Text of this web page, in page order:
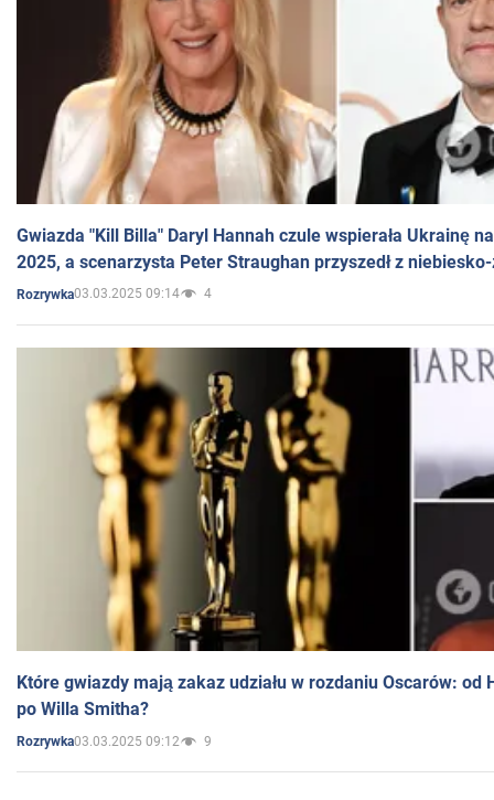
Gwiazda "Kill Billa" Daryl Hannah czule wspierała Ukrainę
2025, a scenarzysta Peter Straughan przyszedł z
Rozrywka03.03.2025 09:14 4
Które gwiazdy mają zakaz udziału w rozdaniu Oscarów: od
po Willa Smitha?
Rozrywka03.03.2025 09:12 9